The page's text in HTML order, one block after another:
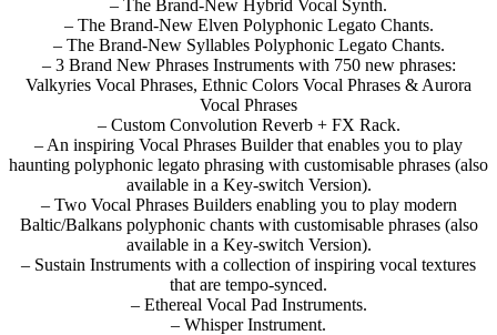
– The Brand-New Hybrid Vocal Synth.
– The Brand-New Elven Polyphonic Legato Chants.
– The Brand-New Syllables Polyphonic Legato Chants.
– 3 Brand New Phrases Instruments with 750 new phrases:
Valkyries Vocal Phrases, Ethnic Colors Vocal Phrases & Aurora
Vocal Phrases
– Custom Convolution Reverb + FX Rack.
– An inspiring Vocal Phrases Builder that enables you to play
haunting polyphonic legato phrasing with customisable phrases (also
available in a Key-switch Version).
– Two Vocal Phrases Builders enabling you to play modern
Baltic/Balkans polyphonic chants with customisable phrases (also
available in a Key-switch Version).
– Sustain Instruments with a collection of inspiring vocal textures
that are tempo-synced.
– Ethereal Vocal Pad Instruments.
– Whisper Instrument.